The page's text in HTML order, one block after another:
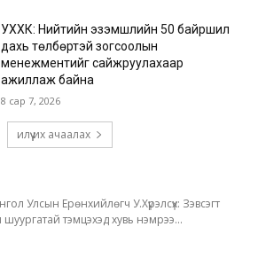
УХХК: Нийтийн эзэмшлийн 50 байршил
дахь төлбөртэй зогсоолын
менежментийг сайжруулахаар
ажиллаж байна
8 сар 7, 2026
илүү их ачаалах